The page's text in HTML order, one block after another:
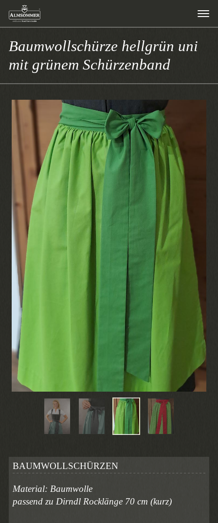
Baumwollschürze hellgrün uni
mit grünem Schürzenband
BAUMWOLLSCHÜRZEN
Material: Baumwolle
passend zu Dirndl Rocklänge 70 cm (kurz)